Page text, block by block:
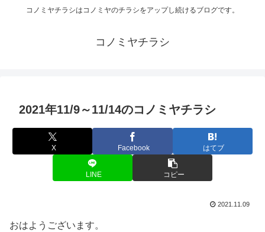
コノミヤチラシはコノミヤのチラシをアップし続けるブログです。
コノミヤチラシ
2021年11/9～11/14のコノミヤチラシ
X Facebook はてブ
LINE コピー
2021.11.09
おはようございます。